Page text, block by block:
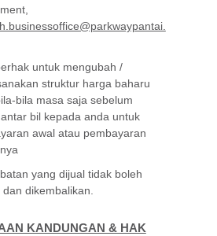
untuk mengubah /
struktur harga baharu
bila masa saja sebelum
bil kepada anda untuk
awal atau pembayaran
yang dijual tidak boleh
dikembalikan.
KANDUNGAN & HAK